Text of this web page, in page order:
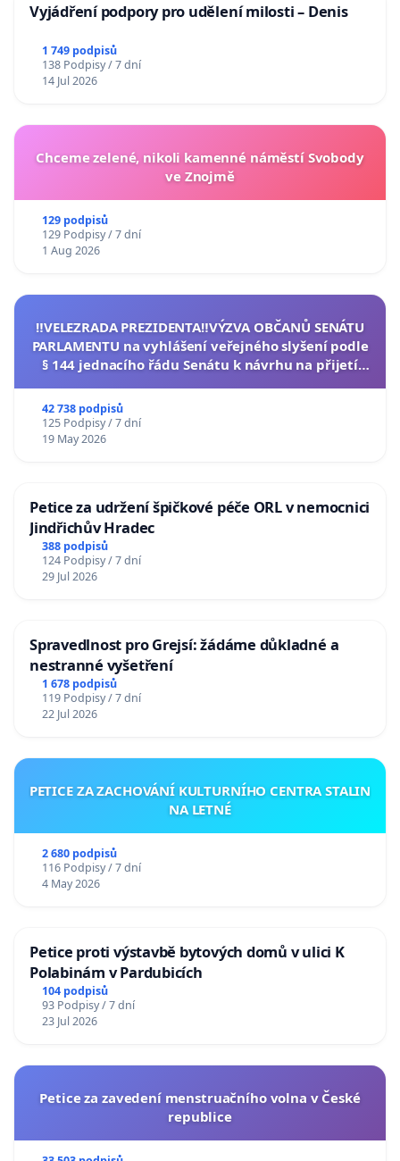
Vyjádření podpory pro udělení milosti – Denis
1 749 podpisů
138 Podpisy / 7 dní
14 Jul 2026
Chceme zelené, nikoli kamenné náměstí Svobody
ve Znojmě
129 podpisů
129 Podpisy / 7 dní
1 Aug 2026
‼️VELEZRADA PREZIDENTA‼️VÝZVA OBČANŮ SENÁTU
PARLAMENTU na vyhlášení veřejného slyšení podle
§ 144 jednacího řádu Senátu k návrhu na přijetí
42 738 podpisů
125 Podpisy / 7 dní
19 May 2026
Petice za udržení špičkové péče ORL v nemocnici
Jindřichův Hradec
388 podpisů
124 Podpisy / 7 dní
29 Jul 2026
Spravedlnost pro Grejsí: žádáme důkladné a
nestranné vyšetření
1 678 podpisů
119 Podpisy / 7 dní
22 Jul 2026
PETICE ZA ZACHOVÁNÍ KULTURNÍHO CENTRA STALIN
NA LETNÉ
2 680 podpisů
116 Podpisy / 7 dní
4 May 2026
Petice proti výstavbě bytových domů v ulici K
Polabinám v Pardubicích
104 podpisů
93 Podpisy / 7 dní
23 Jul 2026
Petice za zavedení menstruačního volna v České
republice